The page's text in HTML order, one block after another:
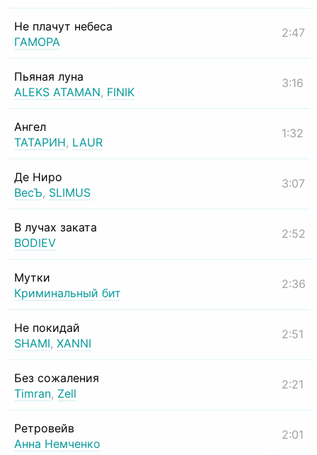
Не плачут небеса
ГАМОРА
2:47
Пьяная луна
ALEKS ATAMAN, FINIK
3:16
Ангел
ТАТАРИН, LAUR
1:32
Де Ниро
ВесЪ, SLIMUS
3:07
В лучах заката
BODIEV
2:52
Мутки
Криминальный бит
2:36
Не покидай
SHAMI, XANNI
2:51
Без сожаления
Timran, Zell
2:21
Ретровейв
Анна Немченко
2:01